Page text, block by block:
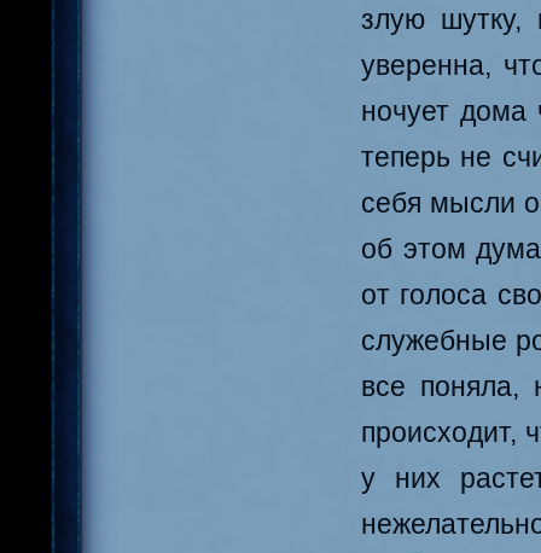
злую шутку,
уверенна,
ночует дома
теперь не
себя мысли
об этом
от голоса
служебные
все поняла,
происходит,
у них